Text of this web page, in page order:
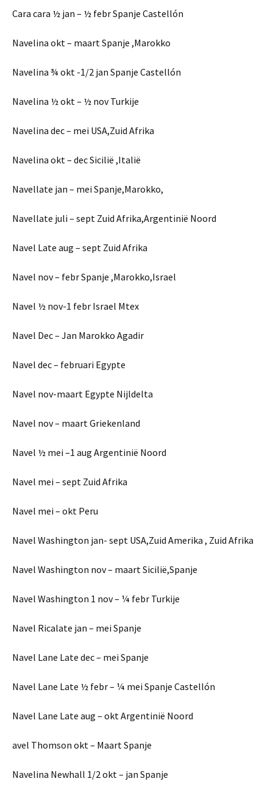
Cara cara ½ jan – ½ febr Spanje Castellón
Navelina okt – maart Spanje ,Marokko
Navelina ¾ okt -1/2 jan Spanje Castellón
Navelina ½ okt – ½ nov Turkije
Navelina dec – mei USA,Zuid Afrika
Navelina okt – dec Sicilië ,Italië
Navellate jan – mei Spanje,Marokko,
Navellate juli – sept Zuid Afrika,Argentinië Noord
Navel Late aug – sept Zuid Afrika
Navel nov – febr Spanje ,Marokko,Israel
Navel ½ nov-1 febr Israel Mtex
Navel Dec – Jan Marokko Agadir
Navel dec – februari Egypte
Navel nov-maart Egypte Nijldelta
Navel nov – maart Griekenland
Navel ½ mei –1 aug Argentinië Noord
Navel mei – sept Zuid Afrika
Navel mei – okt Peru
Navel Washington jan- sept USA,Zuid Amerika , Zuid Afrika
Navel Washington nov – maart Sicilië,Spanje
Navel Washington 1 nov – ¼ febr Turkije
Navel Ricalate jan – mei Spanje
Navel Lane Late dec – mei Spanje
Navel Lane Late ½ febr – ¼ mei Spanje Castellón
Navel Lane Late aug – okt Argentinië Noord
avel Thomson okt – Maart Spanje
Navelina Newhall 1/2 okt – jan Spanje